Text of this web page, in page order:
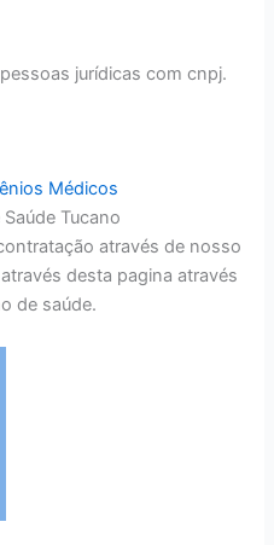
jurídicas com cnpj.
Médicos
Tucano
através de nosso
desta pagina através
de saúde.